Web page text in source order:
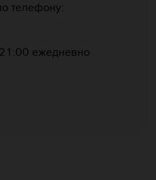
телефону:
ежедневно